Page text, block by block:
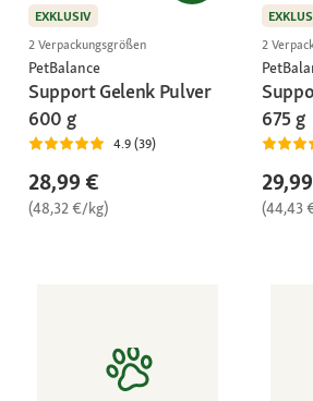
EXKLUSIV
2 Verpackungsgrößen
PetBalance
Support Gelenk Pulver
600 g
4.9 (39)
28,99 €
(48,32 €/kg)
2
675 g
(44,43